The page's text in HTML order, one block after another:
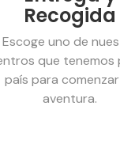
Recogida
Escoge uno de
que tenemos
país para
aventura.